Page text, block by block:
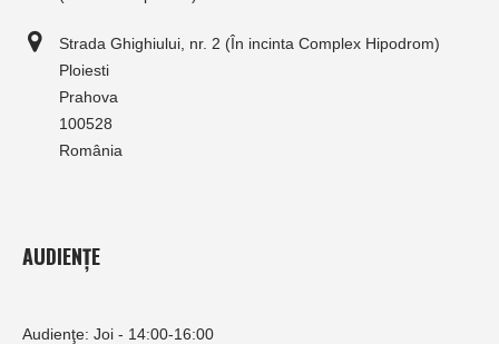
Strada Ghighiului, nr. 2 (În incinta Complex Hipodrom)
Ploiesti
Prahova
100528
România
AUDIENȚE
Audienţe: Joi - 14:00-16:00